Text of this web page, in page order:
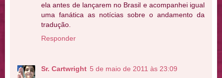
ela antes de lançarem no Brasil e acompanhei igual
uma fanática as notícias sobre o andamento da
tradução.
Responder
Sr. Cartwright 5 de maio de 2011 às 23:09